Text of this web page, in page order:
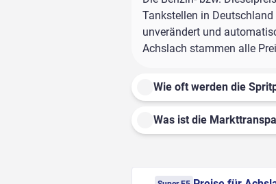
Tankstellen in
unverändert und
Achslach stammen alle
Wie oft werden die
Was ist die